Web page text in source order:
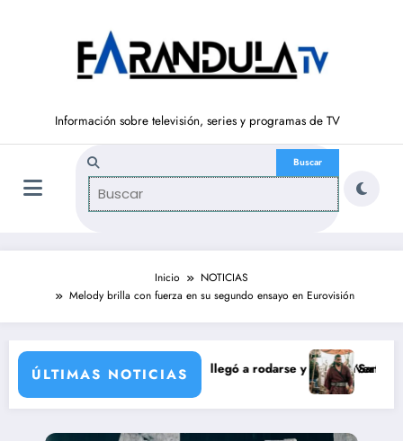
Información sobre televisión, series y programas de TV
Inicio
NOTICIAS
Melody brilla con fuerza en su segundo ensayo en Eurovisión
ÚLTIMAS NOTICIAS
de María Castro
Ordóñez que nunca llegó a rodarse y que convertía a Isabel
‘Sandokán’ tendrá